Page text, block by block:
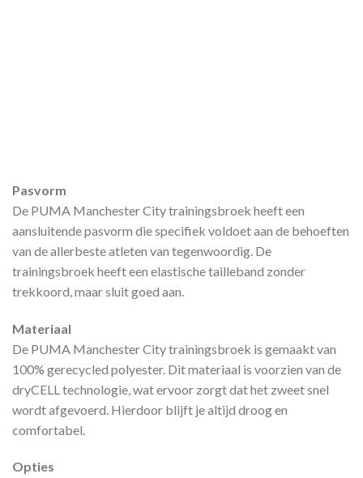
Pasvorm
De PUMA Manchester City trainingsbroek heeft een
aansluitende pasvorm die specifiek voldoet aan de behoeften
van de allerbeste atleten van tegenwoordig. De
trainingsbroek heeft een elastische tailleband zonder
trekkoord, maar sluit goed aan.
Materiaal
De PUMA Manchester City trainingsbroek is gemaakt van
100% gerecycled polyester. Dit materiaal is voorzien van de
dryCELL technologie, wat ervoor zorgt dat het zweet snel
wordt afgevoerd. Hierdoor blijft je altijd droog en
comfortabel.
Opties